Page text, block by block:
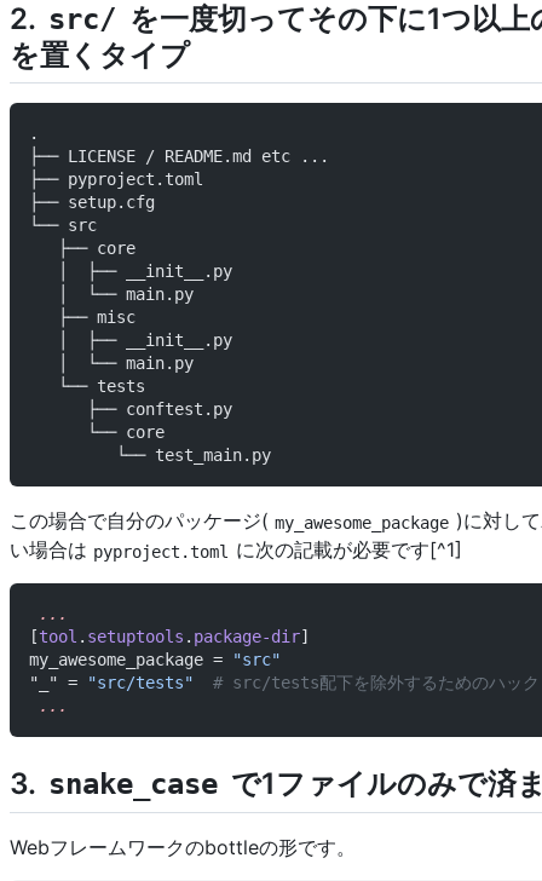
2. src/ を一度切ってその下に1つ以
を置くタイプ
.
├── LICENSE / README.md etc ...
├── pyproject.toml
├── setup.cfg
└── src
   ├── core
   │  ├── __init__.py
   │  └── main.py
   ├── misc
   │  ├── __init__.py
   │  └── main.py
   └── tests
      ├── conftest.py
      └── core
         └── test_main.py
この場合で自分のパッケージ( my_awesome_package )に対し
い場合は pyproject.toml に次の記載が必要です[^1]
...
[tool . setuptools . package-dir]
my_awesome_package =
"src"
"_" =
"src/tests"
  # src/tests配下を除外するためのハック
...
3. snake_case で1ファイルのみで済
Webフレームワークのbottleの形です。